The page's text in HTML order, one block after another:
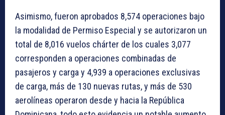
Asimismo, fueron aprobados 8,574 operaciones bajo
la modalidad de Permiso Especial y se autorizaron un
total de 8,016 vuelos chárter de los cuales 3,077
corresponden a operaciones combinadas de
pasajeros y carga y 4,939 a operaciones exclusivas
de carga, más de 130 nuevas rutas, y más de 530
aerolíneas operaron desde y hacia la República